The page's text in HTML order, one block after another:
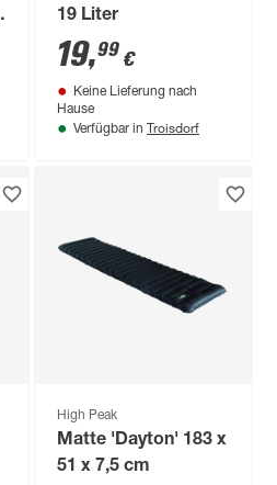
19 Liter
19,99 €
Keine Lieferung nach
Hause
Verfügbar in Troisdorf
High Peak
Matte 'Dayton' 183 x
51 x 7,5 cm